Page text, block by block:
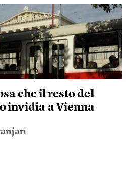
che il resto del
invidia a Vienna